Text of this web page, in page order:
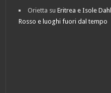
Orietta suEritrea e Isole
Rosso e luoghi fuori dal tempo